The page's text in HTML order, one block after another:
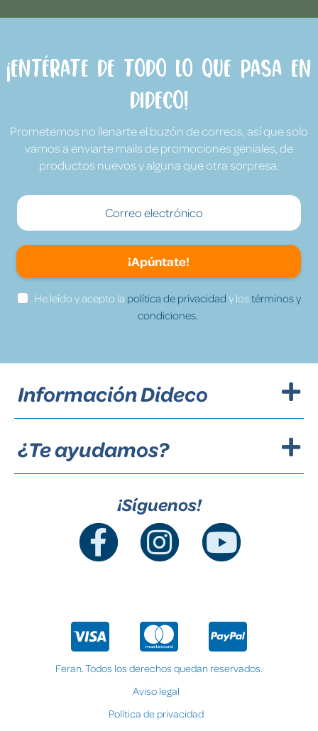
¡Entérate de todo lo que pasa en
Dideco!
Prometemos no llenarte el buzón de correos, así que solo
vamos a enviarte mails de promociones geniales, de
productos nuevos y alguna que otra sorpresa.
¡Apúntate!
He leído y acepto la política de privacidad y lostérminos y
condiciones.
Información Dideco
¿Te ayudamos?
¡Síguenos!
Feran. Todos los derechos quedan reservados.
Aviso legal
Política de privacidad